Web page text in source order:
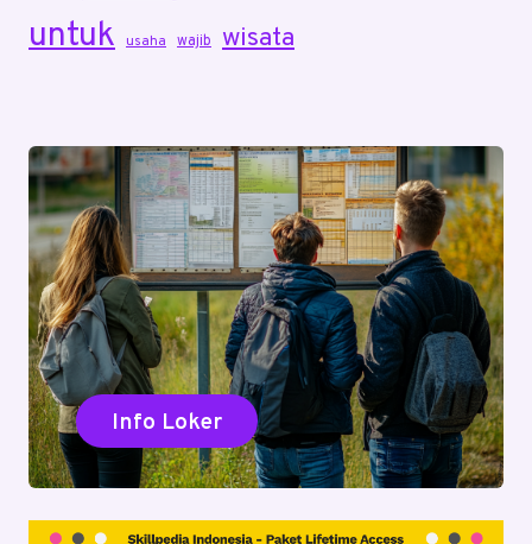
untuk usaha wajib wisata
Info Loker